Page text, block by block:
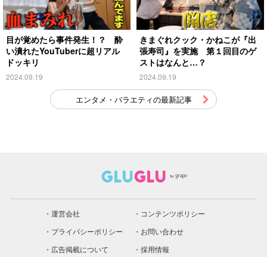
目が覚めたら事件発生！？ 酔
い潰れたYouTuberに超リアル
ドッキリ
2024.09.19
きまぐれクック・かねこが『出
張寿司』を実施 第１回目のゲ
ストはなんと…？
2024.09.19
エンタメ・バラエティの最新記事
運営会社
コンテンツポリシー
プライバシーポリシー
お問い合わせ
広告掲載について
採用情報